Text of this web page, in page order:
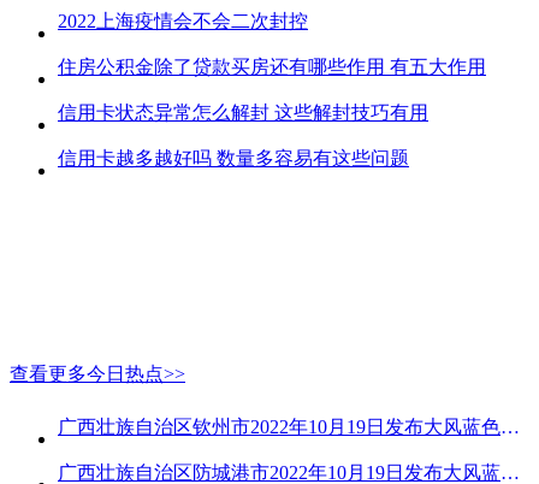
2022上海疫情会不会二次封控
住房公积金除了贷款买房还有哪些作用 有五大作用
信用卡状态异常怎么解封 这些解封技巧有用
信用卡越多越好吗 数量多容易有这些问题
查看更多今日热点>>
广西壮族自治区钦州市2022年10月19日发布大风蓝色预警
广西壮族自治区防城港市2022年10月19日发布大风蓝色预警